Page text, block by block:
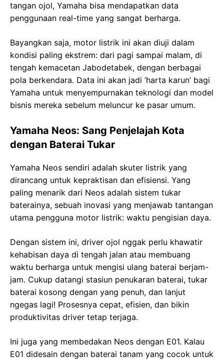
tangan ojol, Yamaha bisa mendapatkan data
penggunaan real-time yang sangat berharga.
Bayangkan saja, motor listrik ini akan diuji dalam
kondisi paling ekstrem: dari pagi sampai malam, di
tengah kemacetan Jabodetabek, dengan berbagai
pola berkendara. Data ini akan jadi ‘harta karun’ bagi
Yamaha untuk menyempurnakan teknologi dan model
bisnis mereka sebelum meluncur ke pasar umum.
Yamaha Neos: Sang Penjelajah Kota
dengan Baterai Tukar
Yamaha Neos sendiri adalah skuter listrik yang
dirancang untuk kepraktisan dan efisiensi. Yang
paling menarik dari Neos adalah sistem tukar
baterainya, sebuah inovasi yang menjawab tantangan
utama pengguna motor listrik: waktu pengisian daya.
Dengan sistem ini, driver ojol nggak perlu khawatir
kehabisan daya di tengah jalan atau membuang
waktu berharga untuk mengisi ulang baterai berjam-
jam. Cukup datangi stasiun penukaran baterai, tukar
baterai kosong dengan yang penuh, dan lanjut
ngegas lagi! Prosesnya cepat, efisien, dan bikin
produktivitas driver tetap terjaga.
Ini juga yang membedakan Neos dengan E01. Kalau
E01 didesain dengan baterai tanam yang cocok untuk